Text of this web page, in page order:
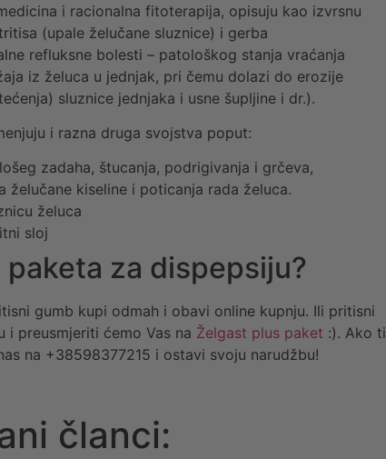
i racionalna fitoterapija, opisuju kao izvrsnu
(upale želučane sluznice) i gerba
refluksne bolesti – patološkog stanja vraćanja
iz želuca u jednjak, pri čemu dolazi do erozije
sluznice jednjaka i usne šupljine i dr.).
i razna druga svojstva poput:
zadaha, štucanja, podrigivanja i grčeva,
želučane kiseline i poticanja rada želuca.
želuca
sloj
paketa za dispepsiju?
gumb kupi odmah i obavi online kupnju. Ili pritisni
i preusmjeriti ćemo Vas na Želgast plus paket :). Ako ti
na +38598377215 i ostavi svoju narudžbu!
članci: